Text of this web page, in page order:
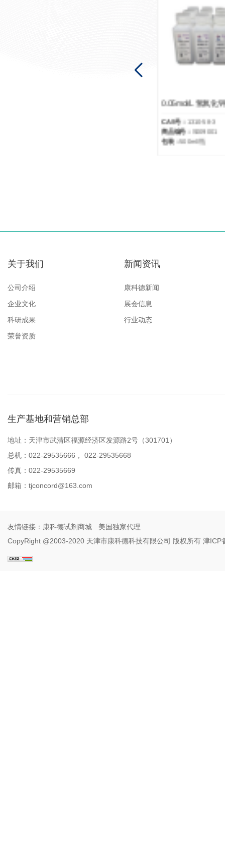
0.5mol/L 氢氧化钾
CAS号： 1310-58-3
商品编号：
S008901
包装：500ml/瓶
关于我们
公司介绍
企业文化
科研成果
荣誉资质
新闻资讯
康科德新闻
展会信息
行业动态
生产基地和营销总部
地址：天津市武清区福源经济区发源路2号（301701）
总机：022-29535666， 022-29535668
传真：022-29535669
邮箱： tjconcord@163.com
友情链接： 康科德试剂商城
美国独家代理
CopyRight @2003-2020 天津市康科德科技有限公司 版权所有 津ICP